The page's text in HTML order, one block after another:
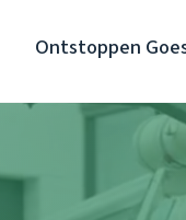
Ontstoppen